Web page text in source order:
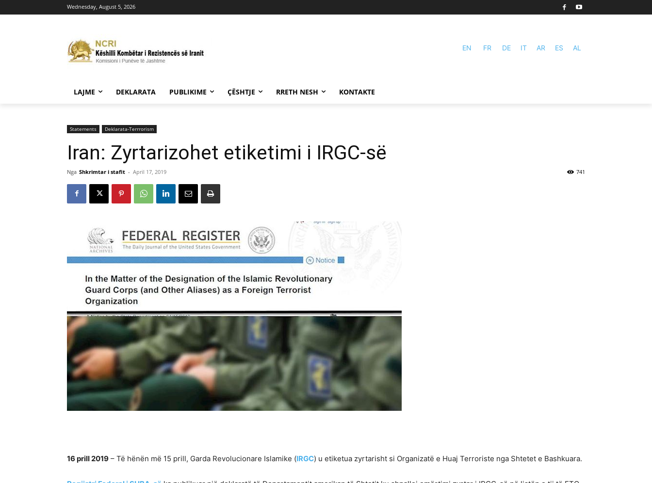
Wednesday, August 5, 2026
EN FR DE IT AR ES AL
LAJME DEKLARATA PUBLIKIME ÇËSHTJE RRETH NESH KONTAKTE
Statements Deklarata-Terrrorism
Iran: Zyrtarizohet etiketimi i IRGC-së
Nga Shkrimtar i stafit - April 17, 2019 741
16 prill 2019 – Të hënën më 15 prill, Garda Revolucionare Islamike (IRGC) u etiketua zyrtarisht si Organizatë e Huaj Terroriste nga Shtetet e Bashkuara.